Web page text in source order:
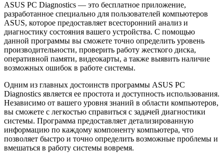
ASUS PC Diagnostics — это бесплатное приложение,
разработанное специально для пользователей компьютеров
ASUS, которое предоставляет всесторонний анализ и
диагностику состояния вашего устройства. С помощью
данной программы вы сможете точно определить уровень
производительности, проверить работу жесткого диска,
оперативной памяти, видеокарты, а также выявить наличие
возможных ошибок в работе системы.
Одним из главных достоинств программы ASUS PC
Diagnostics является ее простота и доступность использования.
Независимо от вашего уровня знаний в области компьютеров,
вы сможете с легкостью справиться с задачей диагностики
системы. Программа предоставляет детализированную
информацию по каждому компоненту компьютера, что
позволяет быстро и точно определить возможные проблемы и
вмешаться в работу системы вовремя.